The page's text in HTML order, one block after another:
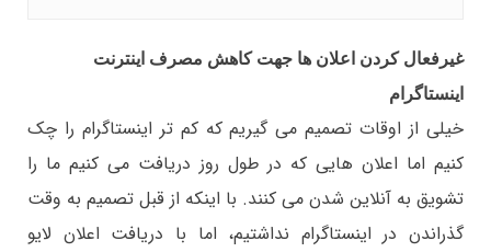
غیرفعال کردن اعلان ها جهت کاهش مصرف اینترنت
اینستاگرام
خیلی از اوقات تصمیم می گیریم که کم تر اینستاگرام را چک
کنیم اما اعلان هایی که در طول روز دریافت می کنیم ما را
تشویق به آنلاین شدن می کنند. با اینکه از قبل تصمیم به وقت
گذراندن در اینستاگرام نداشتیم، اما با دریافت اعلان لایو